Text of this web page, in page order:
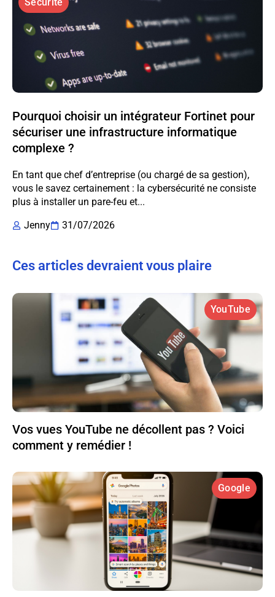
Sécurité
Pourquoi choisir un intégrateur Fortinet pour
sécuriser une infrastructure informatique
complexe ?
En tant que chef d’entreprise (ou chargé de sa gestion),
vous le savez certainement : la cybersécurité ne consiste
plus à installer un pare-feu et...
Jenny
31/07/2026
Ces articles devraient vous plaire
YouTube
Vos vues YouTube ne décollent pas ? Voici
comment y remédier !
Google